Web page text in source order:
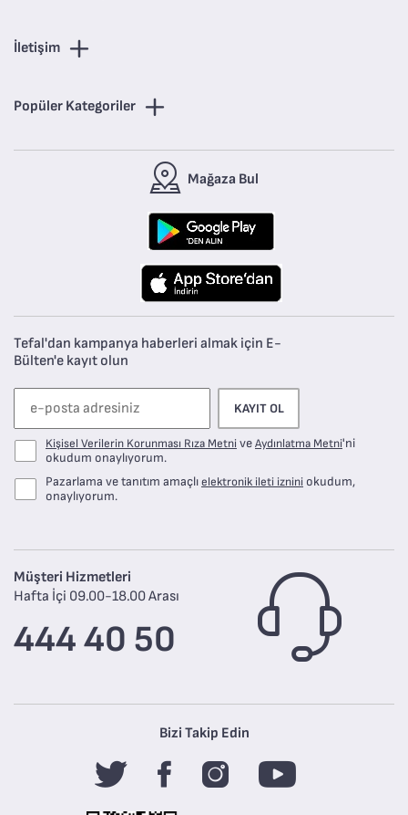
İletişim
Popüler Kategoriler
Mağaza Bul
Tefal'dan kampanya haberleri almak için E-
Bülten'e kayıt olun
KAYIT OL
Kişisel Verilerin Korunması Rıza MetniveAydınlatma Metni'ni
okudum onaylıyorum.
Pazarlama ve tanıtım amaçlıelektronik ileti iznini okudum,
onaylıyorum.
Müşteri Hizmetleri
Hafta İçi 09.00-18.00 Arası
444 40 50
Bizi Takip Edin